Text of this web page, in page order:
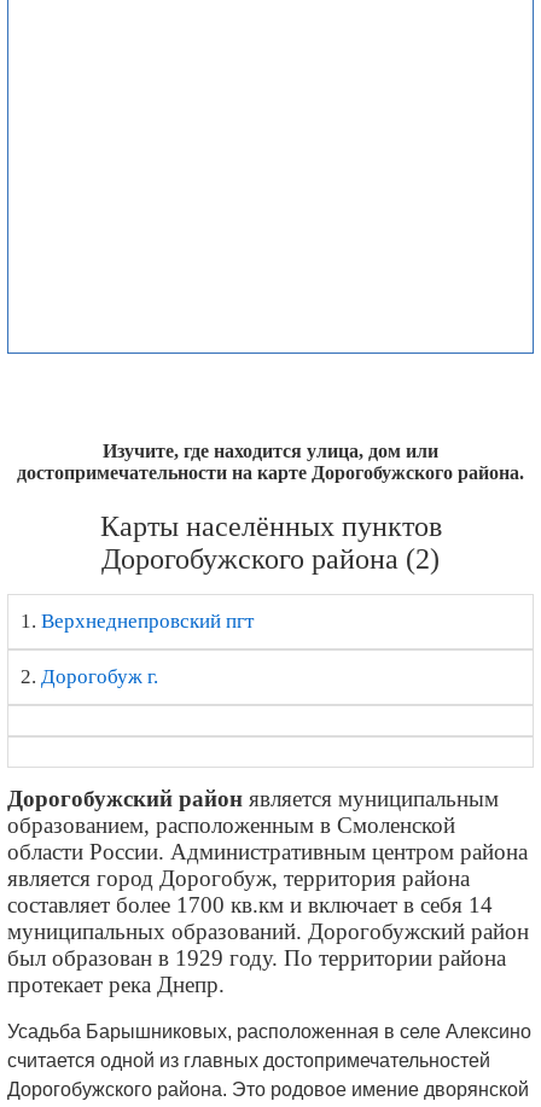
Изучите, где находится улица, дом или
достопримечательности на карте Дорогобужского района.
Карты населённых пунктов
Дорогобужского района (2)
1. Верхнеднепровский пгт
2. Дорогобуж г.
Дорогобужский район является муниципальным
образованием, расположенным в Смоленской
области России. Административным центром района
является город Дорогобуж, территория района
составляет более 1700 кв.км и включает в себя 14
муниципальных образований. Дорогобужский район
был образован в 1929 году. По территории района
протекает река Днепр.
Усадьба Барышниковых, расположенная в селе Алексино
считается одной из главных достопримечательностей
Дорогобужского района. Это родовое имение дворянской